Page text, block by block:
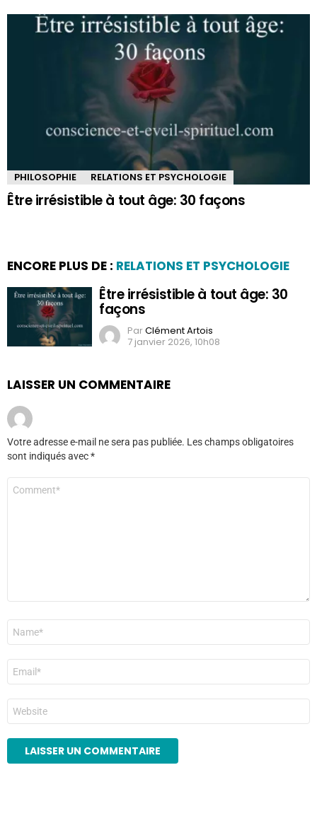
PHILOSOPHIE RELATIONS ET PSYCHOLOGIE
Être irrésistible à tout âge: 30 façons
ENCORE PLUS DE : RELATIONS ET PSYCHOLOGIE
Être irrésistible à tout âge: 30
façons
ParClément Artois
7 janvier 2026, 10h08
LAISSER UN COMMENTAIRE
Votre adresse e-mail ne sera pas publiée. Les champs obligatoires
sont indiqués avec*
mail
*
Site
web